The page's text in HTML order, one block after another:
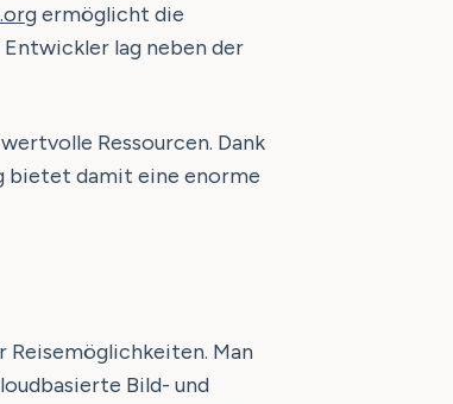
ermöglicht die
lag neben der
Ressourcen. Dank
bietet damit eine enorme
Man
Bild- und